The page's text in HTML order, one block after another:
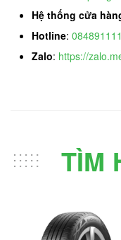
Hệ thống cửa
Hotline:
Zalo: https://
TÌM